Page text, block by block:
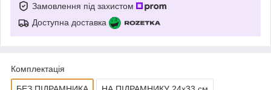
Замовлення під захистом
Доступна доставка
Комплектація